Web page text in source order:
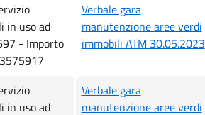
in uso ad
- Importo
Verbale gara
manutenzione aree verdi
immobili ATM 30.05.2023
in uso ad
Verbale gara
manutenzione aree verdi